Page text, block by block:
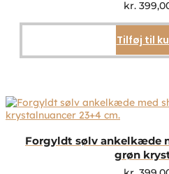
kr.
Tilføj til
Forgyldt sølv ankelkæde
grøn